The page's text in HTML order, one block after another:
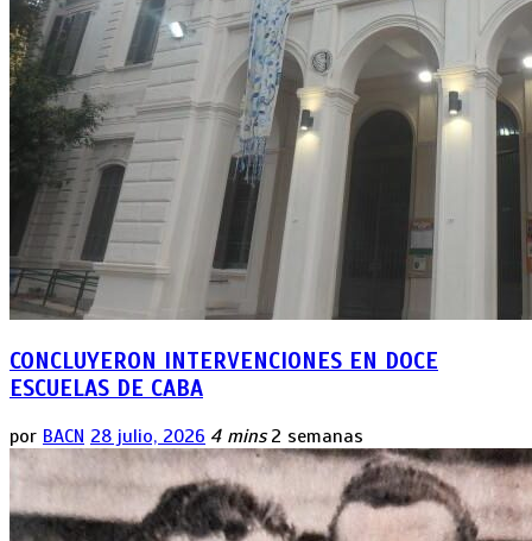
CONCLUYERON INTERVENCIONES EN DOCE
ESCUELAS DE CABA
por BACN 28 julio, 2026 4 mins 2 semanas